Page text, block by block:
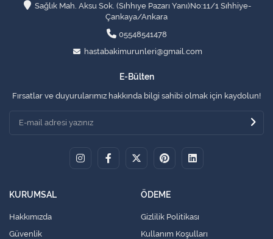
Sağlık Mah. Aksu Sok. (Sıhhıye Pazarı Yanı)No:11/1 Sıhhiye-
Çankaya/Ankara
05548541478
hastabakimurunleri@gmail.com
E-Bülten
Fırsatlar ve duyurularımız hakkında bilgi sahibi olmak için kaydolun!
KURUMSAL
Hakkımızda
Güvenlik
ÖDEME
Gizlilik Politikası
Kullanım Koşulları